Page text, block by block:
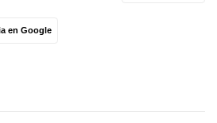
en Google